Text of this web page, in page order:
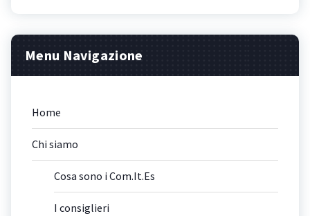
Menu Navigazione
Home
Chi siamo
Cosa sono i Com.It.Es
I consiglieri